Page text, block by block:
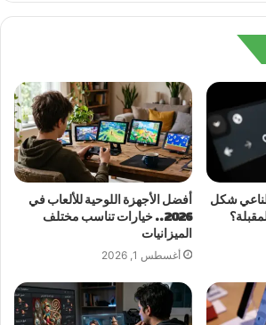
شكل
أفضل الأجهزة اللوحية للألعاب في
2026.. خيارات تناسب مختلف
الميزانيات
أغسطس 1, 2026